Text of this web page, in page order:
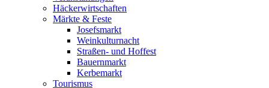
Häckerwirtschaften
Märkte & Feste
Josefsmarkt
Weinkulturnacht
Straßen- und Hoffest
Bauernmarkt
Kerbemarkt
Tourismus